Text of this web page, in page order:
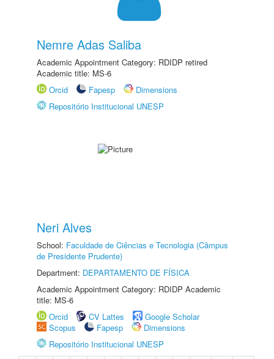
Nemre Adas Saliba
Academic Appointment Category: RDIDP retired
Academic title: MS-6
Orcid
Fapesp
Dimensions
Repositório Institucional UNESP
Neri Alves
School: Faculdade de Ciências e Tecnologia (Câmpus
de Presidente Prudente)
Department: DEPARTAMENTO DE FÍSICA
Academic Appointment Category: RDIDP Academic
title: MS-6
Orcid
CV Lattes
Google Scholar
Scopus
Fapesp
Dimensions
Repositório Institucional UNESP